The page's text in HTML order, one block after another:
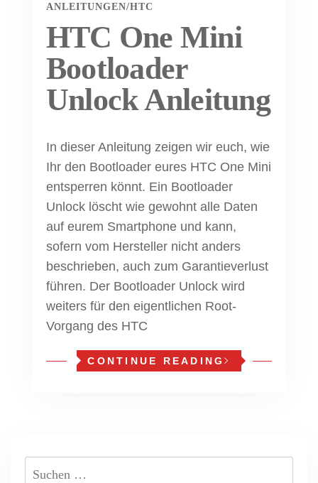
ANLEITUNGEN/HTC
HTC One Mini
Bootloader
Unlock Anleitung
In dieser Anleitung zeigen wir euch, wie
Ihr den Bootloader eures HTC One Mini
entsperren könnt. Ein Bootloader
Unlock löscht wie gewohnt alle Daten
auf eurem Smartphone und kann,
sofern vom Hersteller nicht anders
beschrieben, auch zum Garantieverlust
führen. Der Bootloader Unlock wird
weiters für den eigentlichen Root-
Vorgang des HTC
CONTINUE READING